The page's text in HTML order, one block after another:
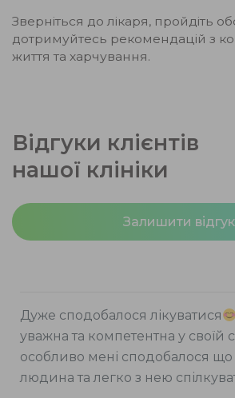
Зверніться до лікаря, пройдіть
дотримуйтесь рекомендацій з
життя та харчування.
Відгуки клієнтів
нашої клініки
Залишити відгук
Дуже сподобалося лікуватися
уважна та компетентна у своїй
особливо мені сподобалося
людина та легко з нею